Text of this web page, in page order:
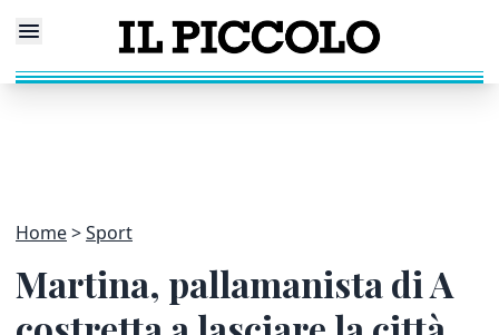
Home Sport
Martina, pallamanista di A